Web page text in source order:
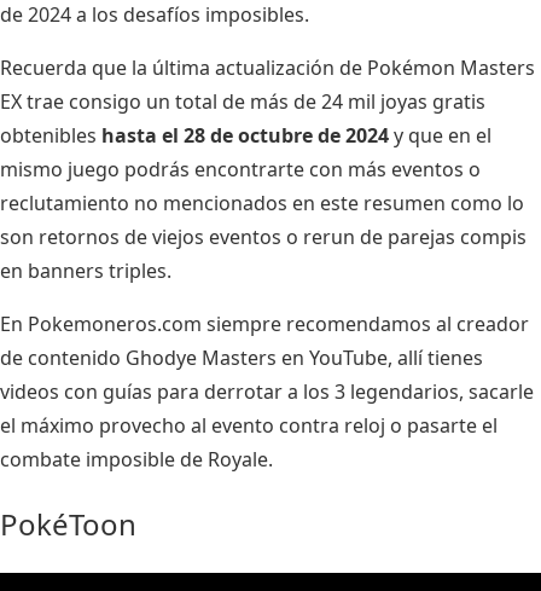
de 2024 a los desafíos imposibles.
Recuerda que la última actualización de Pokémon Masters
EX trae consigo un total de más de 24 mil joyas gratis
obtenibles hasta el 28 de octubre de 2024y que en el
mismo juego podrás encontrarte con más eventos o
reclutamiento no mencionados en este resumen como lo
son retornos de viejos eventos o rerun de parejas compis
en banners triples.
En Pokemoneros.com siempre recomendamos al creador
de contenido Ghodye Masters en YouTube, allí tienes
videos con guías para derrotar a los 3 legendarios, sacarle
el máximo provecho al evento contra reloj o pasarte el
combate imposible de Royale.
PokéToon